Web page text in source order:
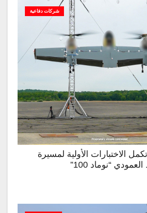
شركات دفاعية
الاختبارات الأولية لمسيرة
“نوماد 100”